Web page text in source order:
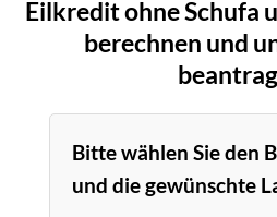
Eilkredit ohne Schufa
berechnen und
Bitte wählen Sie den
und die gewünschte